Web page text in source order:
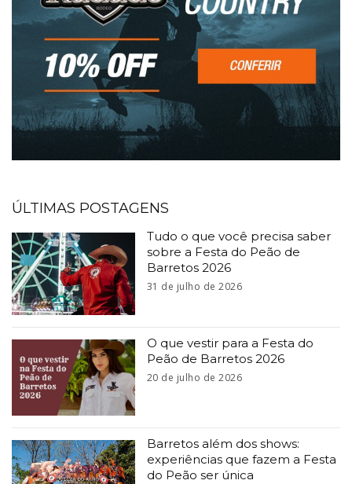
ÚLTIMAS POSTAGENS
Tudo o que você precisa saber
sobre a Festa do Peão de
Barretos 2026
31 de julho de 2026
O que vestir para a Festa do
Peão de Barretos 2026
20 de julho de 2026
Barretos além dos shows:
experiências que fazem a Festa
do Peão ser única